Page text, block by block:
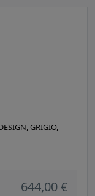
GRIGIO,
644,00 €